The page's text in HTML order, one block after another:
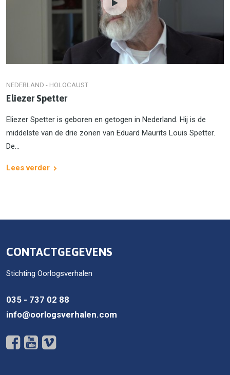
NEDERLAND - HOLOCAUST
Eliezer Spetter
Eliezer Spetter is geboren en getogen in Nederland. Hij is de
middelste van de drie zonen van Eduard Maurits Louis Spetter.
De...
Lees verder
CONTACTGEGEVENS
Stichting Oorlogsverhalen
035 - 737 02 88
info@oorlogsverhalen.com